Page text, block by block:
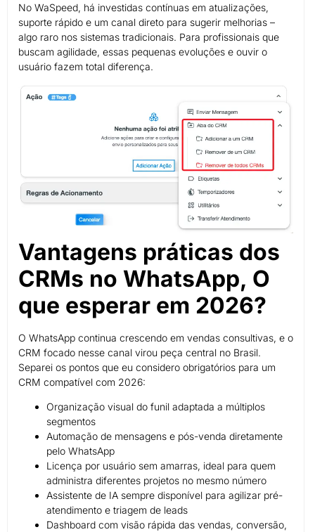
No WaSpeed, há investidas contínuas em atualizações,
suporte rápido e um canal direto para sugerir melhorias –
algo raro nos sistemas tradicionais. Para profissionais que
buscam agilidade, essas pequenas evoluções e ouvir o
usuário fazem total diferença.
Vantagens práticas dos
CRMs no WhatsApp, O
que esperar em 2026?
O WhatsApp continua crescendo em vendas consultivas, e o
CRM focado nesse canal virou peça central no Brasil.
Separei os pontos que eu considero obrigatórios para um
CRM compatível com 2026:
Organização visual do funil adaptada a múltiplos
segmentos
Automação de mensagens e pós-venda diretamente
pelo WhatsApp
Licença por usuário sem amarras, ideal para quem
administra diferentes projetos no mesmo número
Assistente de IA sempre disponível para agilizar pré-
atendimento e triagem de leads
Dashboard com visão rápida das vendas, conversão,